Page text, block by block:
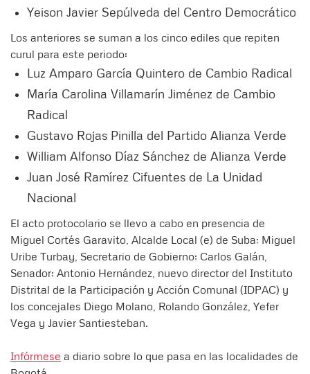
Yeison Javier Sepúlveda del Centro Democrático
Los anteriores se suman a los cinco ediles que repiten
curul para este periodo:
Luz Amparo García Quintero de Cambio Radical
María Carolina Villamarín Jiménez de Cambio
Radical
Gustavo Rojas Pinilla del Partido Alianza Verde
William Alfonso Díaz Sánchez de Alianza Verde
Juan José Ramírez Cifuentes de La Unidad
Nacional
El acto protocolario se llevo a cabo en presencia de
Miguel Cortés Garavito, Alcalde Local (e) de Suba; Miguel
Uribe Turbay, Secretario de Gobierno; Carlos Galán,
Senador; Antonio Hernández, nuevo director del Instituto
Distrital de la Participación y Acción Comunal (IDPAC) y
los concejales Diego Molano, Rolando González, Yefer
Vega y Javier Santiesteban.
Infórmese a diario sobre lo que pasa en las localidades de